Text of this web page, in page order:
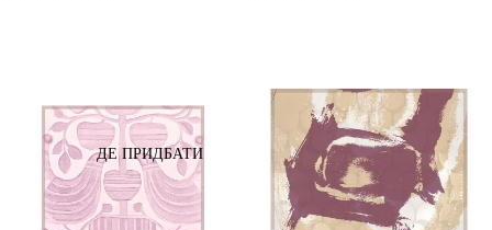
ДЕ ПРИДБАТИ